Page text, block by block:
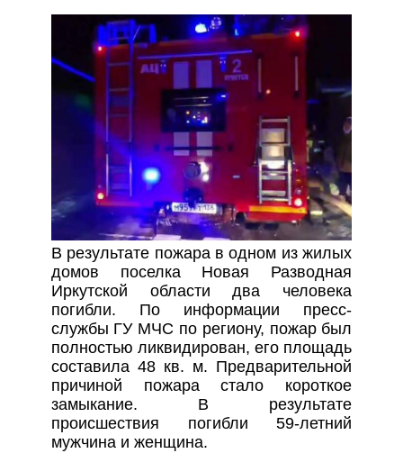
В результате пожара в одном из жилых
домов поселка Новая Разводная
Иркутской области два человека
погибли. По информации пресс-
службы ГУ МЧС по региону, пожар был
полностью ликвидирован, его площадь
составила 48 кв. м. Предварительной
причиной пожара стало короткое
замыкание. В результате
происшествия погибли 59-летний
мужчина и женщина.